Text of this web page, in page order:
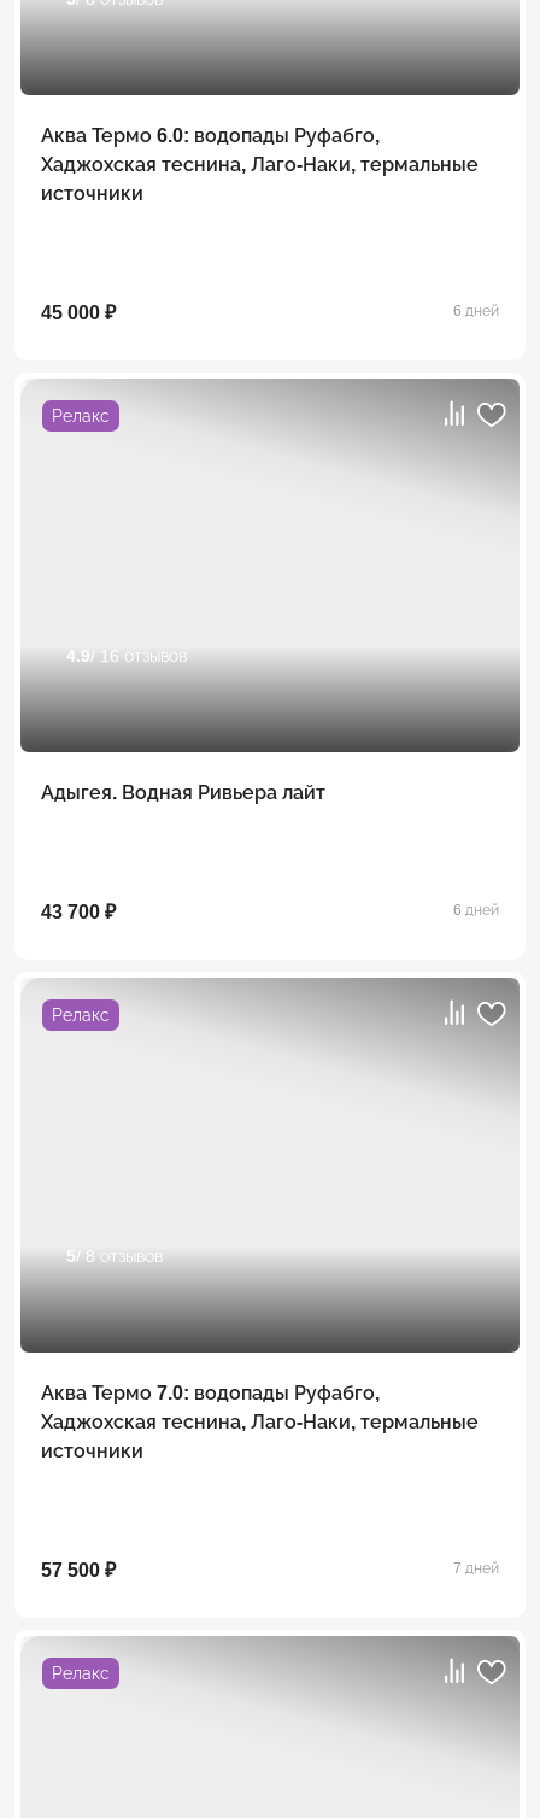
Аква Термо 6.0: водопады Руфабго,
Хаджохская теснина, Лаго-Наки, термальные
источники
45 000 ₽ 6 дней
Релакс
4.9/ 16 отзывов
Адыгея. Водная Ривьера лайт
43 700 ₽ 6 дней
Релакс
5/ 8 отзывов
Аква Термо 7.0: водопады Руфабго,
Хаджохская теснина, Лаго-Наки, термальные
источники
57 500 ₽ 7 дней
Релакс